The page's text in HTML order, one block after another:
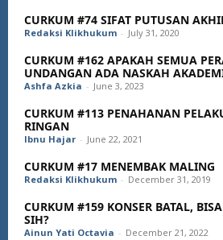
CURKUM #74 SIFAT PUTUSAN
Redaksi Klikhukum - July 31, 2020
CURKUM #162 APAKAH SEMUA
UNDANGAN ADA NASKAH
Ashfa Azkia - June 3, 2023
CURKUM #113 PENAHANAN
RINGAN
Ibnu Hajar - June 22, 2021
CURKUM #17 MENEMBAK MALING
Redaksi Klikhukum - December 31, 2019
CURKUM #159 KONSER BATAL,
SIH?
Ainun Yati Octavia - December 21, 2022